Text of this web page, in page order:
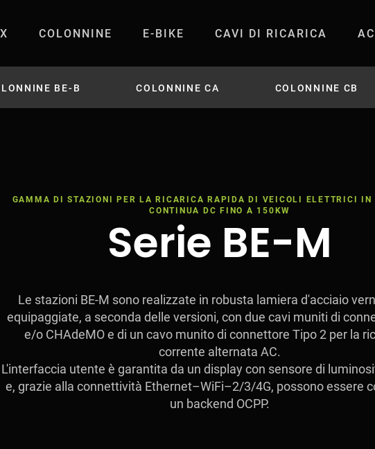
COLONNINE E-BIKE CAVI DI RICARICA
BE-B COLONNINE CA COLONNINE CB
per la ricarica
GAMMA DI STAZIONI PER LA RICARICA RAPIDA DI VEICOLI ELETTRICI IN
CONTINUA DC FINO A 150KW
Serie BE-M
Le stazioni BE-M sono realizzate in robusta lamiera d'acciaio
equipaggiate, a seconda delle versioni, con due cavi muniti di
e/o CHAdeMO e di un cavo munito di connettore Tipo 2 per la
corrente alternata AC.
L'interfaccia utente è garantita da un display con sensore di
e, grazie alla connettività Ethernet–WiFi–2/3/4G, possono essere
un backend OCPP.